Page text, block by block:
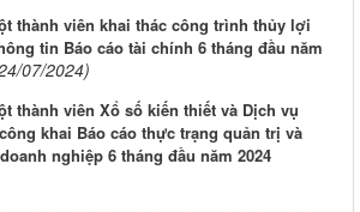
thành viên khai thác công trình thủy lợi
tin Báo cáo tài chính 6 tháng đầu năm
07/2024)
thành viên Xổ số kiến thiết và Dịch vụ
khai Báo cáo thực trạng quản trị và
nghiệp 6 tháng đầu năm 2024